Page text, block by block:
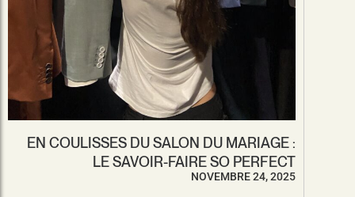
EN COULISSES DU SALON DU MARIAGE :
LE SAVOIR-FAIRE SO PERFECT
NOVEMBRE 24, 2025